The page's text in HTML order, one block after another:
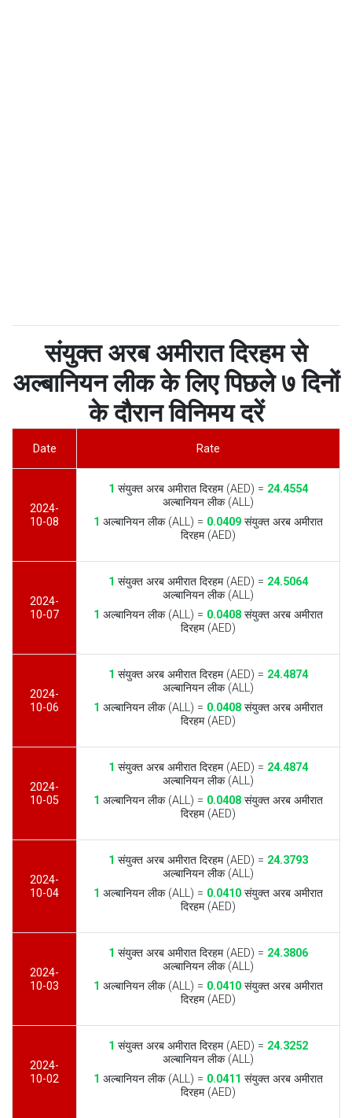
संयुक्त अरब अमीरात दिरहम से
अल्बानियन लीक के लिए पिछले ७ दिनों
के दौरान विनिमय दरें
Date Rate
2024-
10-08
1 संयुक्त अरब अमीरात दिरहम (AED) = 24.4554
अल्बानियन लीक (ALL)
1 अल्बानियन लीक (ALL) = 0.0409 संयुक्त अरब अमीरात
दिरहम (AED)
2024-
10-07
1 संयुक्त अरब अमीरात दिरहम (AED) = 24.5064
अल्बानियन लीक (ALL)
1 अल्बानियन लीक (ALL) = 0.0408 संयुक्त अरब अमीरात
दिरहम (AED)
2024-
10-06
1 संयुक्त अरब अमीरात दिरहम (AED) = 24.4874
अल्बानियन लीक (ALL)
1 अल्बानियन लीक (ALL) = 0.0408 संयुक्त अरब अमीरात
दिरहम (AED)
2024-
10-05
1 संयुक्त अरब अमीरात दिरहम (AED) = 24.4874
अल्बानियन लीक (ALL)
1 अल्बानियन लीक (ALL) = 0.0408 संयुक्त अरब अमीरात
दिरहम (AED)
2024-
10-04
1 संयुक्त अरब अमीरात दिरहम (AED) = 24.3793
अल्बानियन लीक (ALL)
1 अल्बानियन लीक (ALL) = 0.0410 संयुक्त अरब अमीरात
दिरहम (AED)
2024-
10-03
1 संयुक्त अरब अमीरात दिरहम (AED) = 24.3806
अल्बानियन लीक (ALL)
1 अल्बानियन लीक (ALL) = 0.0410 संयुक्त अरब अमीरात
दिरहम (AED)
2024-
10-02
1 संयुक्त अरब अमीरात दिरहम (AED) = 24.3252
अल्बानियन लीक (ALL)
1 अल्बानियन लीक (ALL) = 0.0411 संयुक्त अरब अमीरात
दिरहम (AED)